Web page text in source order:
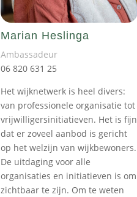
Marian Heslinga
Ambassadeur
06 820 631 25
Het wijknetwerk is heel divers:
van professionele organisatie tot
vrijwilligersinitiatieven. Het is fijn
dat er zoveel aanbod is gericht
op het welzijn van wijkbewoners.
De uitdaging voor alle
organisaties en initiatieven is om
zichtbaar te zijn. Om te weten